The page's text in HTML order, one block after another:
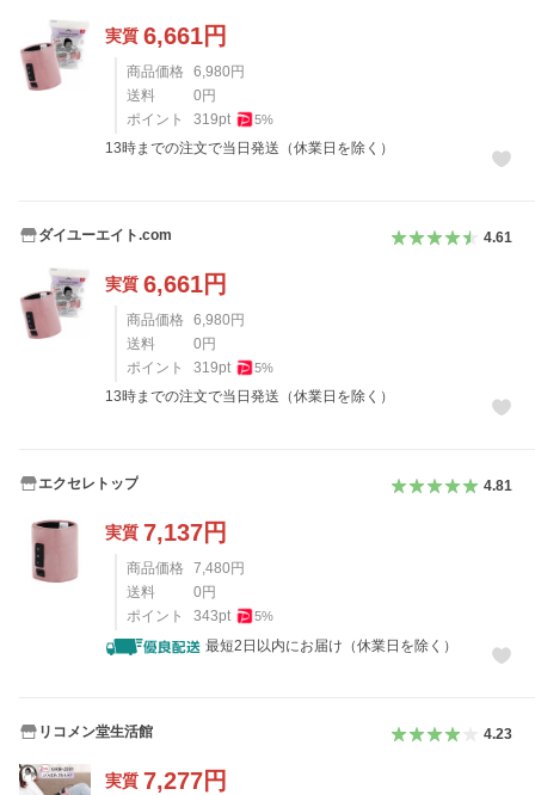
実質 6,661円
商品価格 6,980 円
送料
0 円
ポイント
319pt 5%
13時までの注文で当日発送（休業日を除く）
ダイユーエイト.com 4.61
実質 6,661円
商品価格 6,980 円
送料
0 円
ポイント
319pt 5%
13時までの注文で当日発送（休業日を除く）
エクセレトップ 4.81
実質 7,137円
商品価格 7,480 円
送料
0 円
ポイント
343pt 5%
最短2日以内にお届け（休業日を除く）
リコメン堂生活館 4.23
実質 7,277円